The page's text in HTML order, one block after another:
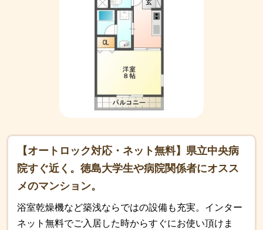
【オートロック対応・ネット無料】県立中央病
院すぐ近く。徳島大学生や病院関係者にオスス
メのマンション。
浴室乾燥機など築浅ならではの設備も充実。インター
ネット無料でご入居した時からすぐにお使い頂けま